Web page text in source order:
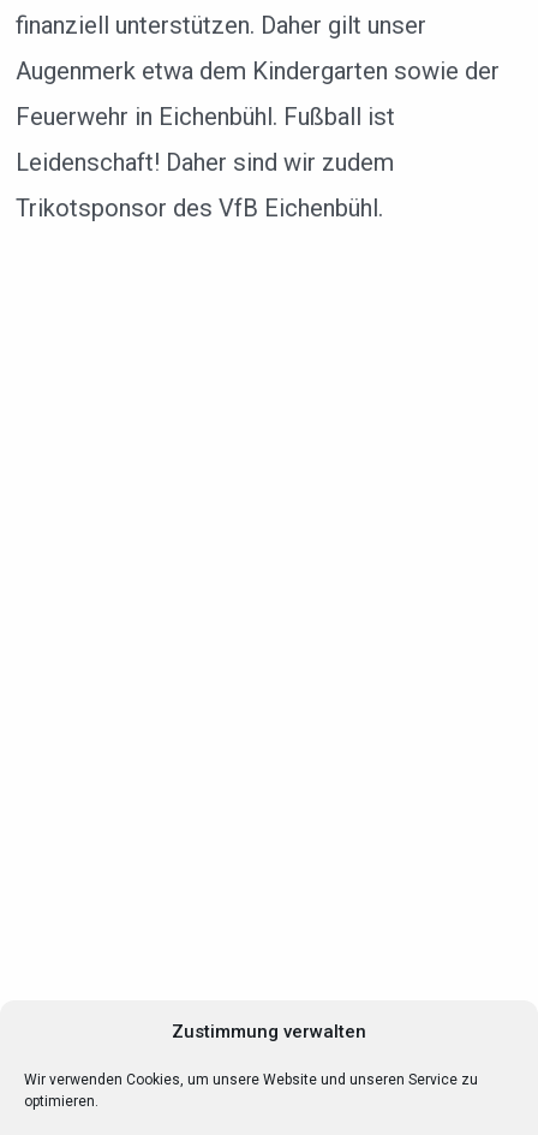
Zustimmung verwalten
Wir verwenden Cookies, um unsere Website und unseren Service zu
optimieren.
finanziell unterstützen. Daher gilt unser
Augenmerk etwa dem Kindergarten sowie der
Feuerwehr in Eichenbühl. Fußball ist
Leidenschaft! Daher sind wir zudem
Trikotsponsor des VfB Eichenbühl.
Finanzierung